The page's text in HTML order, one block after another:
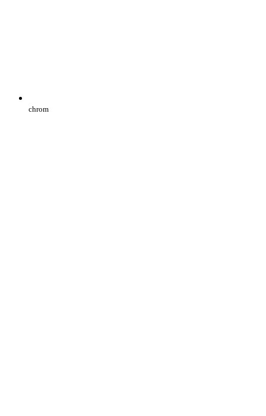
chrom